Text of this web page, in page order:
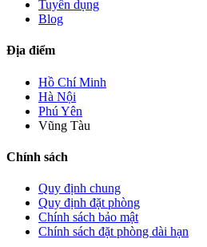
Tuyển dụng
Blog
Địa điểm
Hồ Chí Minh
Hà Nội
Phú Yên
Vũng Tàu
Chính sách
Quy định chung
Quy định đặt phòng
Chính sách bảo mật
Chính sách đặt phòng dài hạn